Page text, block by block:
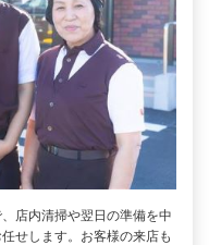
店内清掃や翌日の準備を中
せします。お客様の来店も